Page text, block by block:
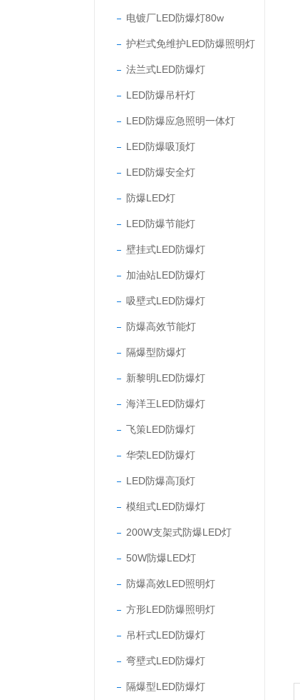
电镀厂LED防爆灯80w
护栏式免维护LED防爆照明灯
法兰式LED防爆灯
LED防爆吊杆灯
LED防爆应急照明一体灯
LED防爆吸顶灯
LED防爆安全灯
防爆LED灯
LED防爆节能灯
壁挂式LED防爆灯
加油站LED防爆灯
吸壁式LED防爆灯
防爆高效节能灯
隔爆型防爆灯
新黎明LED防爆灯
海洋王LED防爆灯
飞策LED防爆灯
华荣LED防爆灯
LED防爆高顶灯
模组式LED防爆灯
200W支架式防爆LED灯
50W防爆LED灯
防爆高效LED照明灯
方形LED防爆照明灯
吊杆式LED防爆灯
弯壁式LED防爆灯
隔爆型LED防爆灯